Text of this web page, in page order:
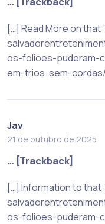
[…] Read More on that
os-folioes-puderam-
em-trios-sem-
Jav
21 de outubro de 2025
… [Trackback]
[…] Information to that
os-folioes-puderam-